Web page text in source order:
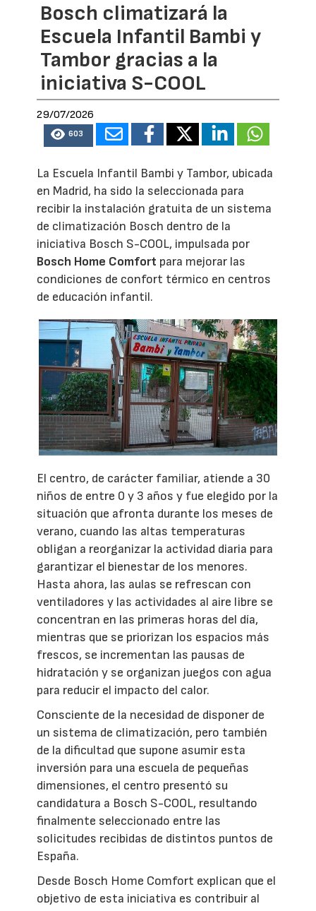
Bosch climatizará la
Escuela Infantil Bambi y
Tambor gracias a la
iniciativa S-COOL
29/07/2026
603
La Escuela Infantil Bambi y Tambor, ubicada
en Madrid, ha sido la seleccionada para
recibir la instalación gratuita de un sistema
de climatización Bosch dentro de la
iniciativa Bosch S-COOL, impulsada por
Bosch Home Comfort para mejorar las
condiciones de confort térmico en centros
de educación infantil.
El centro, de carácter familiar, atiende a 30
niños de entre 0 y 3 años y fue elegido por la
situación que afronta durante los meses de
verano, cuando las altas temperaturas
obligan a reorganizar la actividad diaria para
garantizar el bienestar de los menores.
Hasta ahora, las aulas se refrescan con
ventiladores y las actividades al aire libre se
concentran en las primeras horas del día,
mientras que se priorizan los espacios más
frescos, se incrementan las pausas de
hidratación y se organizan juegos con agua
para reducir el impacto del calor.
Consciente de la necesidad de disponer de
un sistema de climatización, pero también
de la dificultad que supone asumir esta
inversión para una escuela de pequeñas
dimensiones, el centro presentó su
candidatura a Bosch S-COOL, resultando
finalmente seleccionado entre las
solicitudes recibidas de distintos puntos de
España.
Desde Bosch Home Comfort explican que el
objetivo de esta iniciativa es contribuir al